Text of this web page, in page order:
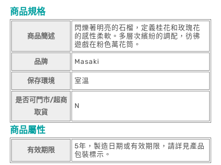
商品規格
商品簡述
閃爍著明亮的石榴，定義桂花和玫瑰花
的感性柔軟。多層次繽紛的調配，彷彿
遊戲在粉色萬花筒。
品牌 Masaki
保存環境 室溫
是否可門市/超商
取貨
N
商品屬性
有效期限
5年，製造日期或有效期限，請詳見產品
包裝標示。